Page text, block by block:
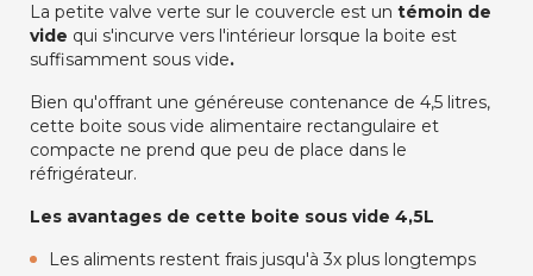
La petite valve verte sur le couvercle est un témoin de
vide qui s'incurve vers l'intérieur lorsque la boite est
suffisamment sous vide.
Bien qu'offrant une généreuse contenance de 4,5 litres,
cette boite sous vide alimentaire rectangulaire et
compacte ne prend que peu de place dans le
réfrigérateur.
Les avantages de cette boite sous vide 4,5L
Les aliments restent frais jusqu'à 3x plus longtemps